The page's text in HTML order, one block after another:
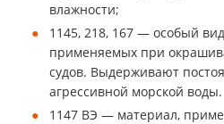
влажности;
1145, 218, 167 — особый
применяемых при
судов. Выдерживают
агрессивной морской воды.
1147 ВЭ — материал,